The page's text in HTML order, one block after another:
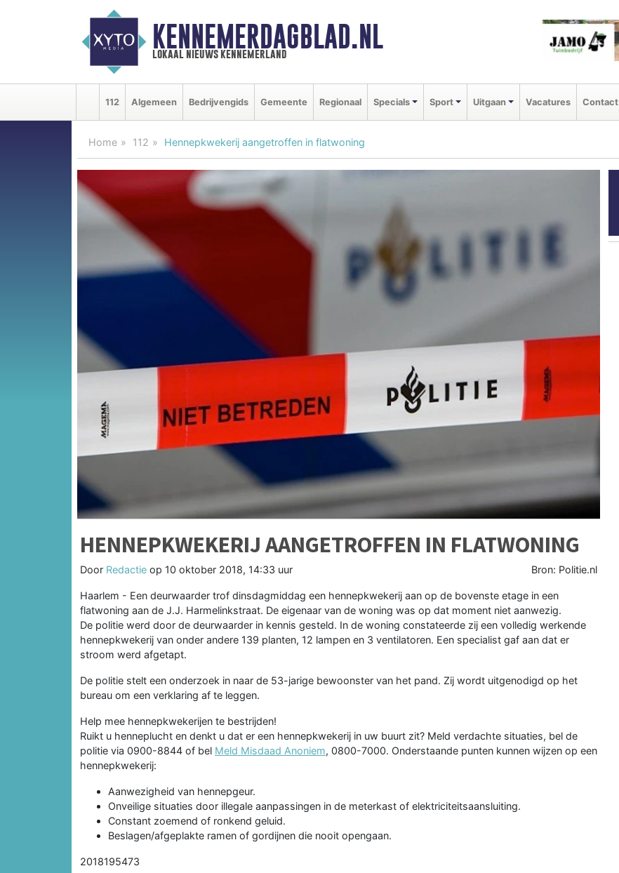
KENNEMERDAGBLAD.NL
lokaal nieuws kennemerland
112 Algemeen Bedrijvengids Gemeente Regionaal Specials Sport Uitgaan Vacatures Contact
Home 112 Hennepkwekerij aangetroffen in flatwoning
HENNEPKWEKERIJ AANGETROFFEN IN FLATWONING
Door Redactie op 10 oktober 2018, 14:33 uur Bron: Politie.nl
Haarlem - Een deurwaarder trof dinsdagmiddag een hennepkwekerij aan op de bovenste etage in een
flatwoning aan de J.J. Harmelinkstraat. De eigenaar van de woning was op dat moment niet aanwezig.
De politie werd door de deurwaarder in kennis gesteld. In de woning constateerde zij een volledig werkende
hennepkwekerij van onder andere 139 planten, 12 lampen en 3 ventilatoren. Een specialist gaf aan dat er
stroom werd afgetapt.
De politie stelt een onderzoek in naar de 53-jarige bewoonster van het pand. Zij wordt uitgenodigd op het
bureau om een verklaring af te leggen.
Help mee hennepkwekerijen te bestrijden!
Ruikt u henneplucht en denkt u dat er een hennepkwekerij in uw buurt zit? Meld verdachte situaties, bel de
politie via 0900-8844 of bel Meld Misdaad Anoniem, 0800-7000. Onderstaande punten kunnen wijzen op een
hennepkwekerij:
Aanwezigheid van hennepgeur.
Onveilige situaties door illegale aanpassingen in de meterkast of elektriciteitsaansluiting.
Constant zoemend of ronkend geluid.
Beslagen/afgeplakte ramen of gordijnen die nooit opengaan.
2018195473